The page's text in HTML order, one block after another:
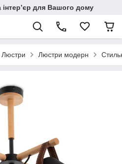
для Вашого дому
Люстри Люстри модерн